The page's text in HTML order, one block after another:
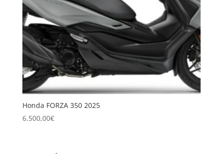
Honda FORZA 350 2025
6.500,00€